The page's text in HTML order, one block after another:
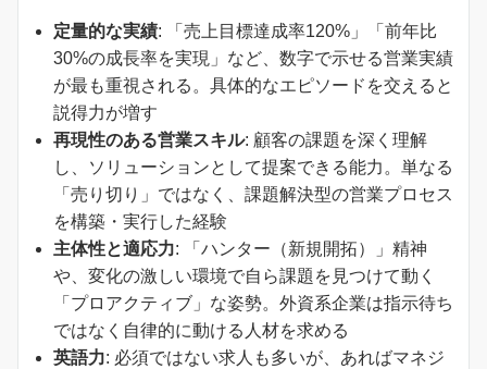
定量的な実績: 「売上目標達成率120%」「前年比
30%の成長率を実現」など、数字で示せる営業実績
が最も重視される。具体的なエピソードを交えると
説得力が増す
再現性のある営業スキル: 顧客の課題を深く理解
し、ソリューションとして提案できる能力。単なる
「売り切り」ではなく、課題解決型の営業プロセス
を構築・実行した経験
主体性と適応力: 「ハンター（新規開拓）」精神
や、変化の激しい環境で自ら課題を見つけて動く
「プロアクティブ」な姿勢。外資系企業は指示待ち
ではなく自律的に動ける人材を求める
英語力: 必須ではない求人も多いが、あればマネジ